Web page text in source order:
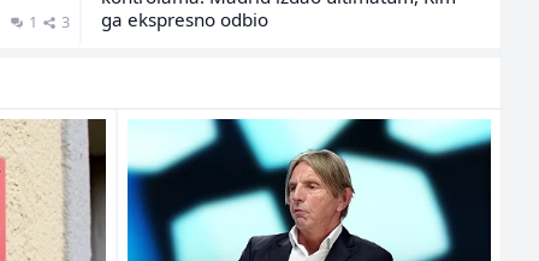
ga ekspresno odbio
Provjerava se povezanost: U Vitezu bačena
bomba u ugostiteljski objekat, u Novom
Travniku ukradeno i zapaljeno vozilo
9h 5min 7
SPOR U SAD-U
1 3